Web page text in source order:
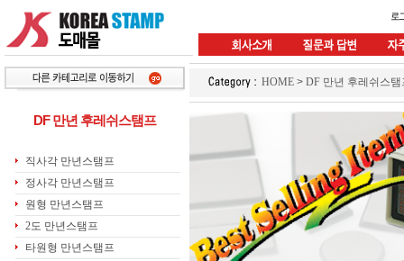
DF 만년 후레쉬스탬프
직사각 만년스탬프
정사각 만년스탬프
원형 만년스탬프
2도 만년스탬프
타원형 만년스탬프
HOME > DF 만년 후레쉬스탬